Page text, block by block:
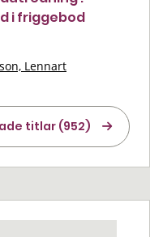
i friggebod
Lennart
titlar (952)